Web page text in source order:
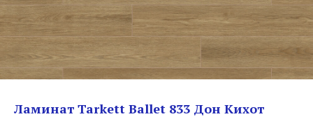
Ламинат Tarkett Ballet 833 Дон Кихот